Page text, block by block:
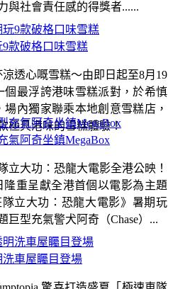
9款破格口味雪糕
透心嘅雪糕～由即日起至8月19
個最浮誇港味雪糕派對，於希慎
內獨家聯乘本地創意雪糕店，
極具港味的雪糕體驗！
洗車屋矚目登場
與社會責任感的得獎者......
氣阿奇坐鎮MegaBox
立大功：恐龍大電影全港公映！
隆重呈獻全港首個以電影為主題
隊立大功：恐龍大電影》暑期玩
巨型充氣警犬阿奇（Chase）...